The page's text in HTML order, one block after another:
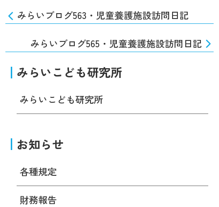
みらいブログ563・児童養護施設訪問日記
みらいブログ565・児童養護施設訪問日記
みらいこども研究所
みらいこども研究所
お知らせ
各種規定
財務報告